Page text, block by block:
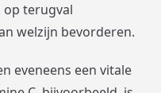
op terugval
welzijn bevorderen.
eveneens een vitale